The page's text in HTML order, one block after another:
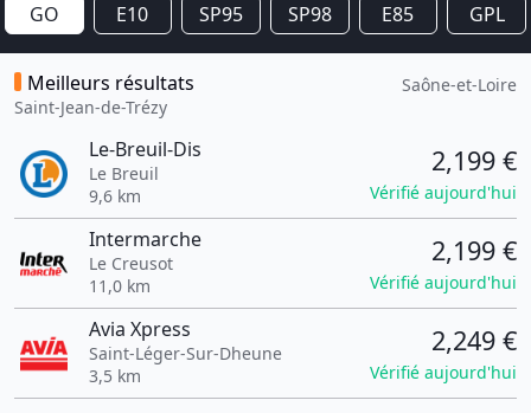
GO E10 SP95 SP98 E85 GPL
Meilleurs résultats
Saint-Jean-de-Trézy
Saône-et-Loire
Le-Breuil-Dis
Le Breuil
9,6 km
2,199 €
Vérifié aujourd'hui
Intermarche
Le Creusot
11,0 km
2,199 €
Vérifié aujourd'hui
Avia Xpress
Saint-Léger-Sur-Dheune
3,5 km
2,249 €
Vérifié aujourd'hui